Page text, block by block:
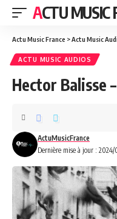
ACTU MUSIC
Actu Music France >Actu Music
ACTU MUSIC AUDIOS
Hector Balisse
Dernière mise à jour : 2024/
ActuMusicFrance